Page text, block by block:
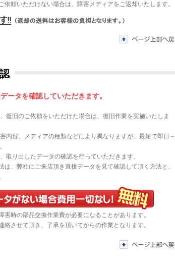
頼いただけない場合は、障害メディアをご返却いたします。
ータを確認していただきます。
復旧のご依頼をいただけた場合は、復旧作業を実施いたしま
内容、メディアの種類などにより異なりますが、最短で即日～
取り出したデータの確認を行っていただきます。
は、弊社にご来店頂き直接データを見て確認して頂く方法と、
時の部品交換作業費が必要になることがあります。
させて頂き、了承を頂いてからの作業となります。